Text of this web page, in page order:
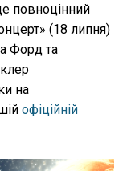
повноцінний
(18 липня)
Форд та
на
офіційній